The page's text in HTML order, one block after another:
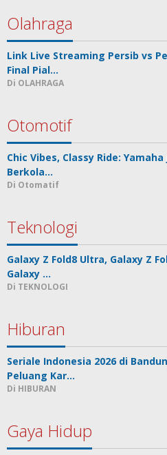
Olahraga
Link Live Streaming Persib vs
Final Pial…
Di OLAHRAGA
Otomotif
Chic Vibes, Classy Ride:
Berkola…
Di Otomatif
Teknologi
Galaxy Z Fold8 Ultra, Galaxy Z
Galaxy …
Di TEKNOLOGI
Hiburan
Seriale Indonesia 2026 di
Peluang Kar…
Di HIBURAN
Gaya Hidup